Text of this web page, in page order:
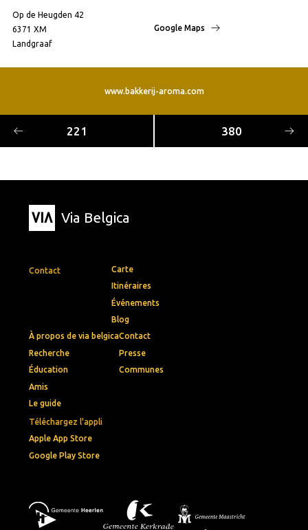
Op de Heugden 42
6371 XM
Landgraaf
Google Maps
www.bakkerij-aroma.com
221 380
Via Belgica
Contact
Téléchargez l'appli
Apple App Store
Google Play Store
Carte
Itinéraires
Événements
Blog
À propos de via belgica
Recherche
Éducation
Amis
Le guide
Contact
Presse
Communes